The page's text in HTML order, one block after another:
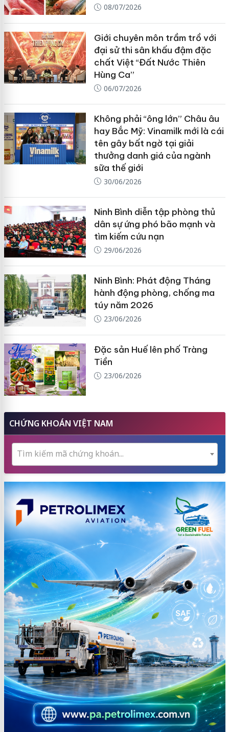
08/07/2026
Giới chuyên môn trầm trồ với
đại sử thi sân khấu đậm đặc
chất Việt “Đất Nước Thiên
Hùng Ca”
06/07/2026
Không phải “ông lớn” Châu âu
hay Bắc Mỹ: Vinamilk mới là cái
tên gây bất ngờ tại giải
thưởng danh giá của ngành
sữa thế giới
30/06/2026
Ninh Bình diễn tập phòng thủ
dân sự ứng phó bão mạnh và
tìm kiếm cứu nạn
29/06/2026
Ninh Bình: Phát động Tháng
hành động phòng, chống ma
túy năm 2026
23/06/2026
Đặc sản Huế lên phố Tràng
Tiền
23/06/2026
CHỨNG KHOÁN VIỆT NAM
Tìm kiếm mã chứng khoán...